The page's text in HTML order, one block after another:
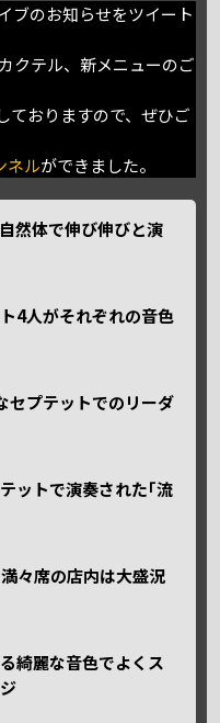
ブのお知らせをツイート
クテル、新メニューのご
ておりますので、ぜひご
ネルができました。
然体で伸び伸びと演
4人がそれぞれの音色
セプテットでのリーダ
ットで演奏された｢流
々席の店内は大盛況
綺麗な音色でよくス